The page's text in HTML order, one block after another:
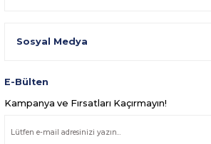
Sosyal Medya
E-Bülten
Kampanya ve Fırsatları Kaçırmayın!